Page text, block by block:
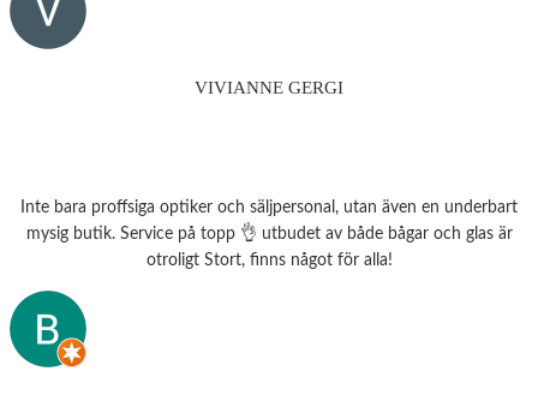
VIVIANNE GERGI
Inte bara proffsiga optiker och säljpersonal, utan även en underbart
mysig butik. Service på topp 👌 utbudet av både bågar och glas är
otroligt Stort, finns något för alla!